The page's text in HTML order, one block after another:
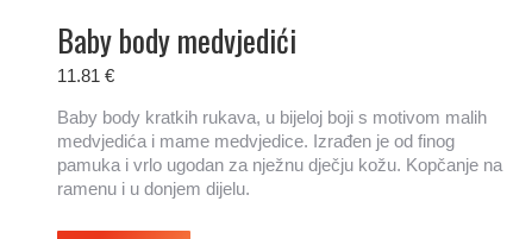
mogu
stranici
proizvoda
Baby body medvjedići
11.81 €
Baby body kratkih rukava, u bijeloj boji s motivom malih
medvjedića i mame medvjedice. Izrađen je od finog
pamuka i vrlo ugodan za nježnu dječju kožu. Kopčanje na
ramenu i u donjem dijelu.